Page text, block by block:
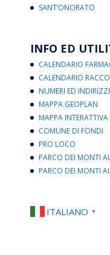
SANT’ONORATO
INFO ED
CALENDARIO
CALENDARIO
NUMERI ED
MAPPA GEOPLAN
MAPPA INTERATTIVA
COMUNE DI FONDI
PRO LOCO
PARCO DEI MONTI
PARCO DEI MONTI
ITALIANO ▼